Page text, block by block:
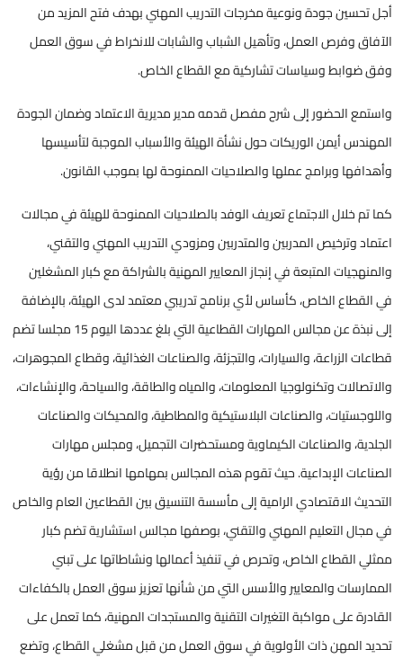
أجل تحسين جودة ونوعية مخرجات التدريب المهني بهدف فتح المزيد من
الآفاق وفرص العمل، وتأهيل الشباب والشابات للانخراط في سوق العمل
وفق ضوابط وسياسات تشاركية مع القطاع الخاص.
واستمع الحضور إلى شرح مفصل قدمه مدير مديرية الاعتماد وضمان الجودة
المهندس أيمن الوريكات حول نشأة الهيئة والأسباب الموجبة لتأسيسها
وأهدافها وبرامج عملها والصلاحيات الممنوحة لها بموجب القانون.
كما تم خلال الاجتماع تعريف الوفد بالصلاحيات الممنوحة للهيئة في مجالات
اعتماد وترخيص المدربين والمتدربين ومزودي التدريب المهني والتقني،
والمنهجيات المتبعة في إنجاز المعايير المهنية بالشراكة مع كبار المشغلين
في القطاع الخاص، كأساس لأي برنامج تدريبي معتمد لدى الهيئة، بالإضافة
إلى نبذة عن مجالس المهارات القطاعية التي بلغ عددها اليوم 15 مجلسا تضم
قطاعات الزراعة، والسيارات، والتجزئة، والصناعات الغذائية، وقطاع المجوهرات،
والاتصالات وتكنولوجيا المعلومات، والمياه والطاقة، والسياحة، والإنشاءات،
واللوجستيات، والصناعات البلاستيكية والمطاطية، والمحيكات والصناعات
الجلدية، والصناعات الكيماوية ومستحضرات التجميل، ومجلس مهارات
الصناعات الإبداعية. حيث تقوم هذه المجالس بمهامها انطلاقا من رؤية
التحديث الاقتصادي الرامية إلى مأسسة التنسيق بين القطاعين العام والخاص
في مجال التعليم المهني والتقني، بوصفها مجالس استشارية تضم كبار
ممثلي القطاع الخاص، وتحرص في تنفيذ أعمالها ونشاطاتها على تبني
الممارسات والمعايير والأسس التي من شأنها تعزيز سوق العمل بالكفاءات
القادرة على مواكبة التغيرات التقنية والمستجدات المهنية، كما تعمل على
تحديد المهن ذات الأولوية في سوق العمل من قبل مشغلي القطاع، وتضع